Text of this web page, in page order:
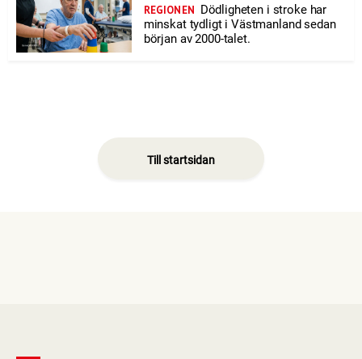
REGIONEN Dödligheten i stroke har
minskat tydligt i Västmanland sedan
början av 2000-talet.
Till startsidan